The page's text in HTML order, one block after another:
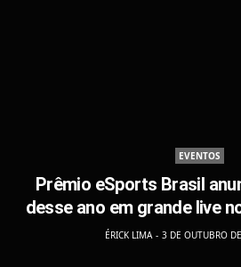
EVENTOS
Prêmio eSports Brasil
desse ano em grande live
ÉRICK LIMA 3 DE OUTUBRO